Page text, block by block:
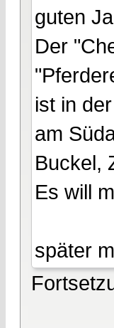
guten
Der
ist in
am
Buckel,
Es will
später